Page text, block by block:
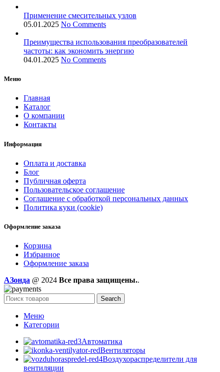
Применение смесительных узлов
05.01.2025 No Comments
Преимущества использования преобразователей
частоты: как экономить энергию
04.01.2025 No Comments
Меню
Главная
Каталог
О компании
Контакты
Информация
Оплата и доставка
Блог
Публичная оферта
Пользовательское соглашение
Соглашение с обработкой персональных данных
Политика куки (cookie)
Оформление заказа
Корзина
Избранное
Оформление заказа
AЗонда @ 2024 Все права защищены..
Search
Меню
Категории
Автоматика
Вентиляторы
Воздухораспределители для
вентиляции